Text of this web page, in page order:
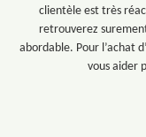
clientèle est très
retrouverez
abordable. Pour l’achat
vous aider